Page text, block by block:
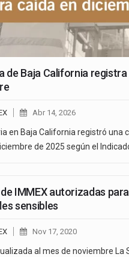
de Baja California registra
Abr 14, 2026
en Baja California registró una
de 2025 según el
IMMEX autorizadas
sensibles
Nov 17, 2020
al mes de noviembre La